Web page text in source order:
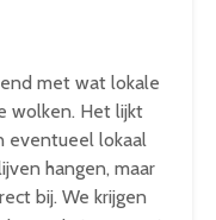
met wat lokale
wolken. Het lijkt
eventueel lokaal
hangen, maar
bij. We krijgen